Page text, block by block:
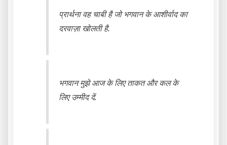
प्रार्थना वह चाबी है जो भगवान के आशीर्वाद का
दरवाज़ा खोलती है.
भगवान मुझे आज के लिए ताकत और कल के
लिए उम्मीद दें.